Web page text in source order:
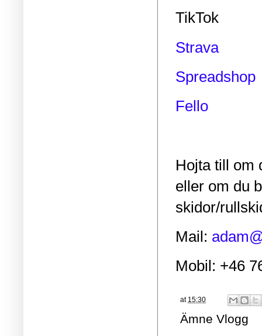
TikTok
Strava
Spreadshop
Fello
Hojta till om
eller om du
skidor/
Mail:
Mobil: +46
at 15:30
Ämne Vlogg